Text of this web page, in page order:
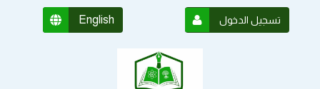
English تسجيل الدخول